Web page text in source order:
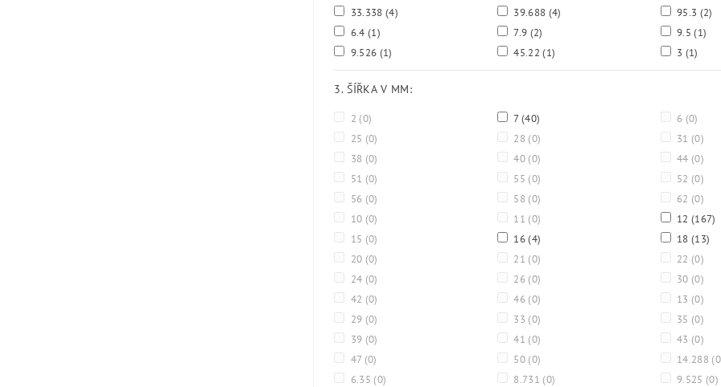
33.338 (4) 39.688 (4) 95.3 (2)
6.4 (1) 7.9 (2) 9.5(1)
9.526 (1) 45.22(1) 3 (1)
3. ŠÍŘKA V MM:
2 (0) 7(40) 6 (0)
25 (0) 28 (0) 31 (0)
38 (0) 40 (0) 44 (0)
51 (0) 55 (0) 52 (0)
56 (0) 58 (0) 62 (0)
10 (0) 11 (0) 12(167)
15 (0) 16(4) 18(13)
20 (0) 21 (0) 22 (0)
24 (0) 26 (0) 30 (0)
42 (0) 46 (0) 13 (0)
29 (0) 33 (0) 35 (0)
39 (0) 41 (0) 43 (0)
47 (0) 50 (0) 14.288
6.35 (0) 8.731 (0) 9.525 (0)